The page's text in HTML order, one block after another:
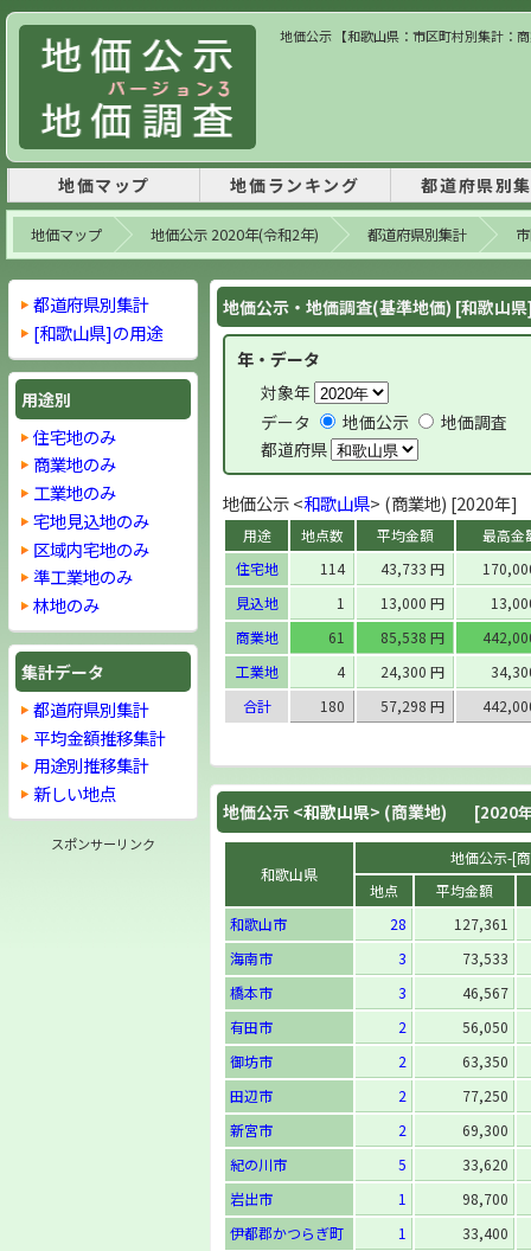
地価公示 【和歌山県：市区町村別集計：
地価マップ 地価ランキング 都道府県別
地価マップ 地価公示 2020年(令和2年) 都道府県別集計
地価公示・地価調査(基準地価) [和歌山
年・データ
対象年
データ
地価公示
地価調査
都道府県
地価公示 <和歌山県> (商業地) [2020年]
用途 地点数 平均金額
最高金
住宅地
114 43,733 円
見込地
1 13,000 円
商業地
61 85,538 円
工業地
4 24,300 円
合計
180 57,298 円
地価公示 <和歌山県> (商業地) [2020
和歌山県
地価公示-[
地点
平均金額
和歌山市
28
127,361
海南市
3
73,533
橋本市
3
46,567
有田市
2
56,050
御坊市
2
63,350
田辺市
2
77,250
新宮市
2
69,300
紀の川市
5
33,620
岩出市
1
98,700
伊都郡かつらぎ町
1
33,400
都道府県別集計
[和歌山県]の用途
用途別
住宅地のみ
商業地のみ
工業地のみ
宅地見込地のみ
区域内宅地のみ
準工業地のみ
林地のみ
集計データ
都道府県別集計
平均金額推移集計
用途別推移集計
新しい地点
スポンサーリンク